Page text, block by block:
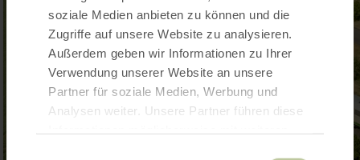
soziale Medien anbieten zu können und die
Zugriffe auf unsere Website zu analysieren.
Außerdem geben wir Informationen zu Ihrer
Verwendung unserer Website an unsere
Partner für soziale Medien, Werbung und
Analysen weiter. Unsere Partner führen diese